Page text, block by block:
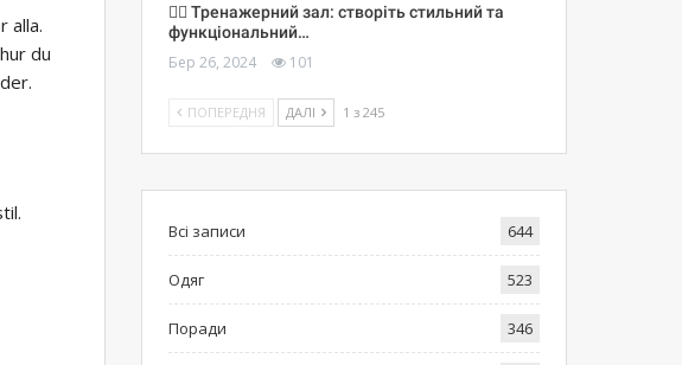
alla.
du
🏋️‍♀️ Тренажерний зал: створіть стильний та
функціональний…
Бер 26, 2024 101
ПОПЕРЕДНЯ ДАЛІ 1 з 245
Всі записи 644
Одяг 523
Поради 346